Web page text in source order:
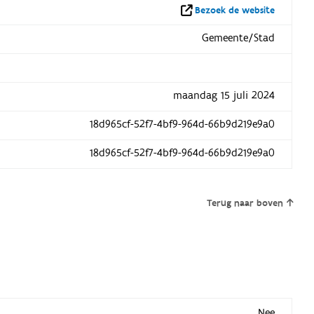
Bezoek de website
Gemeente/Stad
maandag 15 juli 2024
18d965cf-52f7-4bf9-964d-66b9d219e9a0
18d965cf-52f7-4bf9-964d-66b9d219e9a0
Terug naar boven